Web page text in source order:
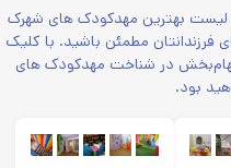
لیست بهترین مهدکودک های شهرک
فرزندانتان مطمئن باشید. با کلیک
در شناخت مهدکودک های
بود.